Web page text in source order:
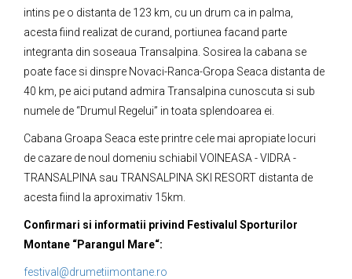
intins pe o distanta de 123 km, cu un drum ca in palma,
acesta fiind realizat de curand, portiunea facand parte
integranta din soseaua Transalpina. Sosirea la cabana se
poate face si dinspre Novaci-Ranca-Gropa Seaca distanta de
40 km, pe aici putand admira Transalpina cunoscuta si sub
numele de “Drumul Regelui” in toata splendoarea ei.
Cabana Groapa Seaca este printre cele mai apropiate locuri
de cazare de noul domeniu schiabil VOINEASA - VIDRA -
TRANSALPINA sau TRANSALPINA SKI RESORT distanta de
acesta fiind la aproximativ 15km.
Confirmari si informatii privind Festivalul Sporturilor
Montane “Parangul Mare“:
festival@drumetiimontane.ro